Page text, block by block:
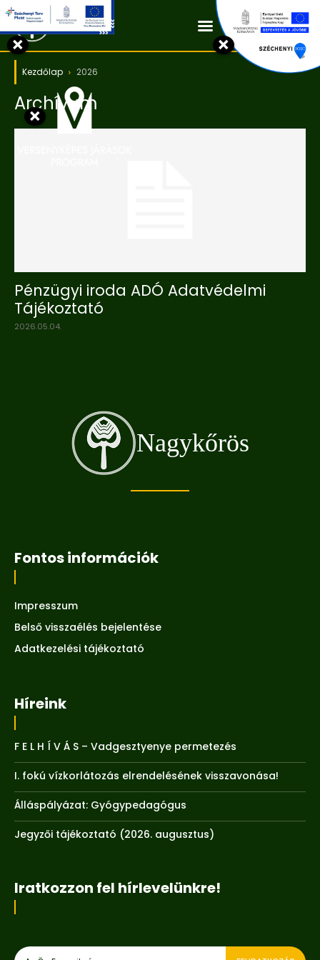
Kapcsolat
Kezdőlap 2026
Archívum
Pénzügyi iroda ADÓ Adatvédelmi
Tájékoztató
2026.05.04.
Nagykőrös
Fontos információk
Impresszum
Belső visszaélés bejelentése
Adatkezelési tájékoztató
Híreink
F E L H Í V Á S – Vadgesztyenye permetezés
I. fokú vízkorlátozás elrendelésének visszavonása!
Álláspályázat: Gyógypedagógus
Jegyzői tájékoztató (2026. augusztus)
Iratkozzon fel hírlevelünkre!
×
×
×